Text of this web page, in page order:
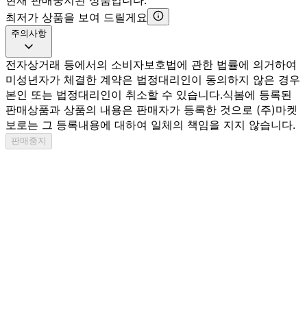
최저가 상품을 보여 드릴게요
주의사항
전자상거래 등에서의 소비자보호법에 관한 법률에 의거하여
미성년자가 체결한 계약은 법정대리인이 동의하지 않은 경우
본인 또는 법정대리인이 취소할 수 있습니다.식봄에 등록된
판매상품과 상품의 내용은 판매자가 등록한 것으로 (주)마켓
보로는 그 등록내용에 대하여 일체의 책임을 지지 않습니다.
판매중지